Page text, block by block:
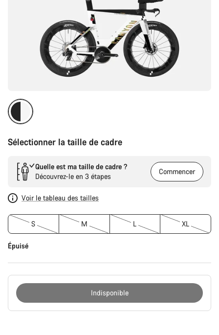
Sélectionner la taille de cadre
Quelle est ma taille de cadre ?
Découvrez-le en 3 étapes
Commencer
Voir le tableau des tailles
S M L XL
Épuisé
Indisponible